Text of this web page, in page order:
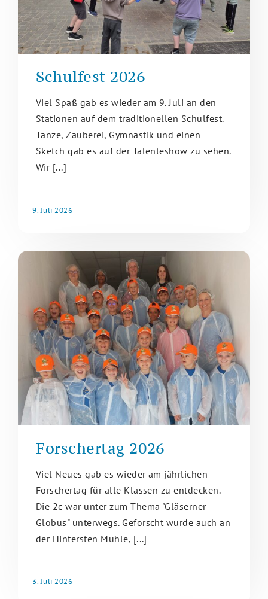
Schulfest 2026
Viel Spaß gab es wieder am 9. Juli an den
Stationen auf dem traditionellen Schulfest.
Tänze, Zauberei, Gymnastik und einen
Sketch gab es auf der Talenteshow zu sehen.
Wir [...]
9. Juli 2026
Forschertag 2026
Viel Neues gab es wieder am jährlichen
Forschertag für alle Klassen zu entdecken.
Die 2c war unter zum Thema "Gläserner
Globus" unterwegs. Geforscht wurde auch an
der Hintersten Mühle, [...]
3. Juli 2026